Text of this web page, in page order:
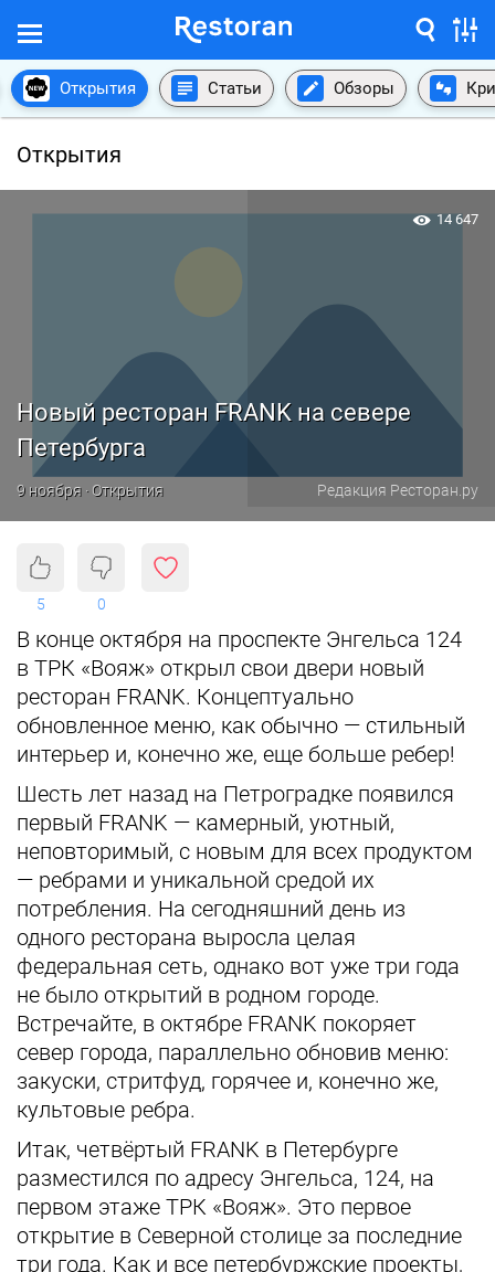
Открытия Статьи Обзоры
Открытия
Новый ресторан FRANK на севере
Петербурга
9 ноября · Открытия Редакция Ресторан.ру
14 647
5 0
В конце октября на проспекте Энгельса 124
в ТРК «Вояж» открыл свои двери новый
ресторан FRANK. Концептуально
обновленное меню, как обычно — стильный
интерьер и, конечно же, еще больше ребер!
Шесть лет назад на Петроградке появился
первый FRANK — камерный, уютный,
неповторимый, с новым для всех продуктом
— ребрами и уникальной средой их
потребления. На сегодняшний день из
одного ресторана выросла целая
федеральная сеть, однако вот уже три года
не было открытий в родном городе.
Встречайте, в октябре FRANK покоряет
север города, параллельно обновив меню:
закуски, стритфуд, горячее и, конечно же,
культовые ребра.
Итак, четвёртый FRANK в Петербурге
разместился по адресу Энгельса, 124, на
первом этаже ТРК «Вояж». Это первое
открытие в Северной столице за последние
три года. Как и все петербуржские проекты,